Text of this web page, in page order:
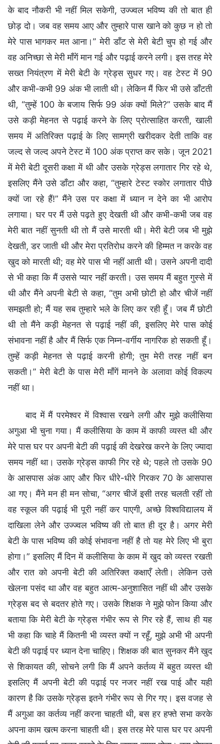
के बाद नौकरी भी नहीं मिल सकेगी, उज्ज्वल भविष्य की तो बात ही
छोड़ दो। जब वह समय आए और तुम्हारे पास खाने को कुछ न हो तो
मेरे पास भागकर मत आना।” मेरी डाँट से मेरी बेटी चुप हो गई और
वह अनिच्छा से मेरी माँगें मान गई और पढ़ाई करने लगी। इस तरह मेरे
सख्त नियंत्रण में मेरी बेटी के ग्रेड्स सुधर गए। वह टेस्ट में 90
और कभी-कभी 99 अंक भी लाती थी। लेकिन मैं फिर भी उसे डाँटती
थी, “तुम्हें 100 के बजाय सिर्फ 99 अंक क्यों मिले?” उसके बाद मैं
उसे कड़ी मेहनत से पढ़ाई करने के लिए प्रोत्साहित करती, खाली
समय में अतिरिक्त पढ़ाई के लिए सामग्री खरीदकर देती ताकि वह
जल्द से जल्द अपने टेस्ट में 100 अंक प्राप्त कर सके। जून 2021
में मेरी बेटी दूसरी कक्षा में थी और उसके ग्रेड्स लगातार गिर रहे थे,
इसलिए मैंने उसे डाँटा और कहा, “तुम्हारे टेस्ट स्कोर लगातार पीछे
क्यों जा रहे हैं!” मैंने उस पर कक्षा में ध्यान न देने का भी आरोप
लगाया। घर पर मैं उसे पढ़ते हुए देखती थी और कभी-कभी जब वह
मेरी बात नहीं सुनती थी तो मैं उसे मारती थी। मेरी बेटी जब भी मुझे
देखती, डर जाती थी और मेरा प्रतिरोध करने की हिम्मत न करके वह
खुद को मारती थी; वह मेरे पास भी नहीं आती थी। उसने अपनी दादी
से भी कहा कि मैं उससे प्यार नहीं करती। उस समय मैं बहुत गुस्से में
थी और मैंने अपनी बेटी से कहा, “तुम अभी छोटी हो और चीजें नहीं
समझती हो; मैं यह सब तुम्हारे भले के लिए कर रही हूँ। जब मैं छोटी
थी तो मैंने कड़ी मेहनत से पढ़ाई नहीं की, इसलिए मेरे पास कोई
संभावना नहीं है और मैं सिर्फ एक निम्न-वर्गीय नागरिक हो सकती हूँ।
तुम्हें कड़ी मेहनत से पढ़ाई करनी होगी; तुम मेरी तरह नहीं बन
सकती।” मेरी बेटी के पास मेरी माँगें मानने के अलावा कोई विकल्प
नहीं था।
बाद में मैं परमेश्वर में विश्वास रखने लगी और मुझे कलीसिया
अगुआ भी चुना गया। मैं कलीसिया के काम में काफी व्यस्त थी और
मेरे पास घर पर अपनी बेटी की पढ़ाई की देखरेख करने के लिए ज्यादा
समय नहीं था। उसके ग्रेड्स काफी गिर रहे थे; पहले तो उसके 90
के आसपास अंक आए और फिर धीरे-धीरे गिरकर 70 के आसपास
आ गए। मैंने मन ही मन सोचा, “अगर चीजें इसी तरह चलती रहीं तो
वह स्कूल की पढ़ाई भी पूरी नहीं कर पाएगी, अच्छे विश्वविद्यालय में
दाखिला लेने और उज्ज्वल भविष्य की तो बात ही दूर है। अगर मेरी
बेटी के पास भविष्य की कोई संभावना नहीं है तो यह मेरे लिए भी बुरा
होगा।” इसलिए मैं दिन में कलीसिया के काम में खुद को व्यस्त रखती
और रात को अपनी बेटी की अतिरिक्त कक्षाएँ लेती। लेकिन उसे
खेलना पसंद था और वह बहुत आत्म-अनुशासित नहीं थी और उसके
ग्रेड्स बद से बदतर होते गए। उसके शिक्षक ने मुझे फोन किया और
बताया कि मेरी बेटी के ग्रेड्स गंभीर रूप से गिर रहे हैं, साथ ही यह
भी कहा कि चाहे मैं कितनी भी व्यस्त क्यों न रहूँ, मुझे अभी भी अपनी
बेटी की पढ़ाई पर ध्यान देना चाहिए। शिक्षक की बात सुनकर मैंने खुद
से शिकायत की, सोचने लगी कि मैं अपने कर्तव्य में बहुत व्यस्त थी
इसलिए मैं अपनी बेटी की पढ़ाई पर नजर नहीं रख पाई और यही
कारण है कि उसके ग्रेड्स इतने गंभीर रूप से गिर गए। इस वजह से
मैं अगुआ का कर्तव्य नहीं करना चाहती थी, बस हर हफ्ते सभा करके
अपना काम खत्म करना चाहती थी। इस तरह मेरे पास घर पर अपनी